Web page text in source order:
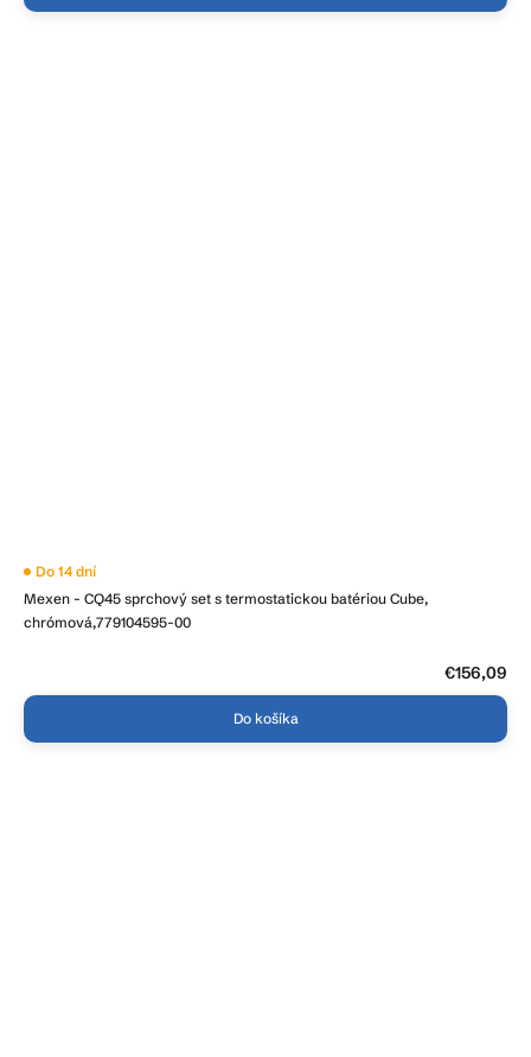
Mexen - CQ45 sprchový set s termostatickou batériou Cube,
chrómová,779104595-00
Do 14 dní
€156,09
Do košíka